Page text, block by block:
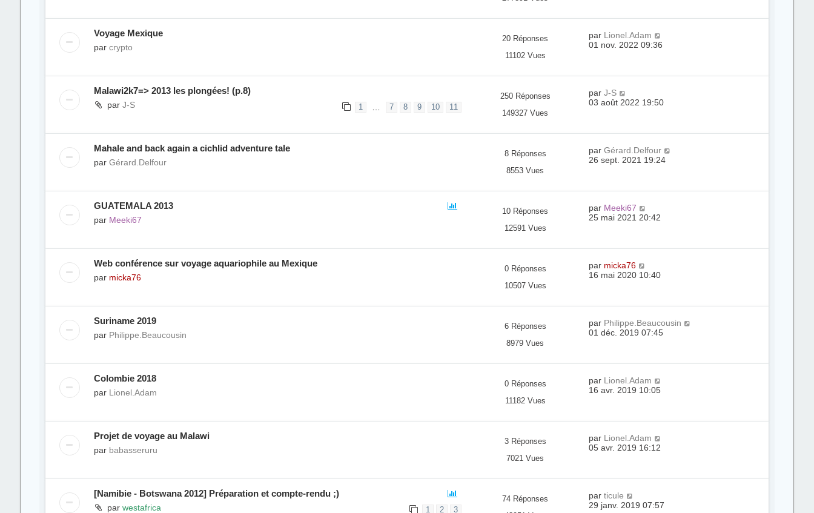
Voyage Mexique
par crypto
20 Réponses
11102 Vues
par Lionel.Adam
01 nov. 2022 09:36
Malawi2k7=> 2013 les plongées! (p.8)
par J-S 1 … 7 8 9 10 11
250 Réponses
149327 Vues
parJ-S
03 août 2022 19:50
Mahale and back again a cichlid adventure tale
par Gérard.Delfour
8 Réponses
8553 Vues
parGérard.Delfour
26 sept. 2021 19:24
GUATEMALA 2013
par Meeki67
10 Réponses
12591 Vues
par Meeki67
25 mai 2021 20:42
Web conférence sur voyage aquariophile au Mexique
par micka76
0 Réponses
10507 Vues
par micka76
16 mai 2020 10:40
Suriname 2019
par Philippe.Beaucousin
6 Réponses
8979 Vues
par Philippe.Beaucousin
01 déc. 2019 07:45
Colombie 2018
par Lionel.Adam
0 Réponses
11182 Vues
par Lionel.Adam
16 avr. 2019 10:05
Projet de voyage au Malawi
par babasseruru
3 Réponses
7021 Vues
par Lionel.Adam
05 avr. 2019 16:12
[Namibie - Botswana 2012] Préparation et compte-rendu ;)
par westafrica 1 2 3
74 Réponses
particule
29 janv. 2019 07:57